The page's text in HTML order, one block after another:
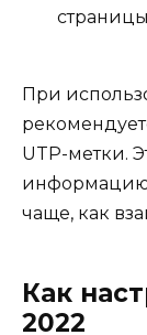
При
UTP-метки.
информацию
чаще, как
Как
2022